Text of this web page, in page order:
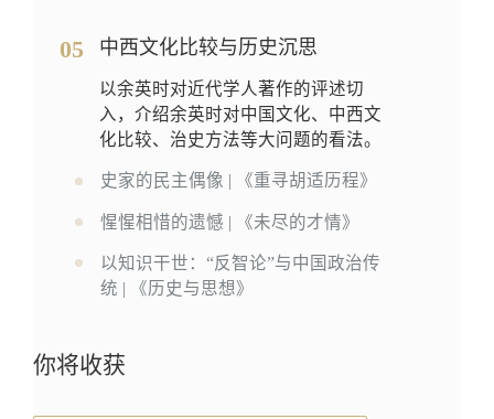
05 中西文化比较与历史沉思
以余英时对近代学人著作的评述切
入，介绍余英时对中国文化、中西文
化比较、治史方法等大问题的看法。
史家的民主偶像 | 《重寻胡适历程》
惺惺相惜的遗憾 | 《未尽的才情》
以知识干世：“反智论”与中国政治传
统 | 《历史与思想》
你将收获